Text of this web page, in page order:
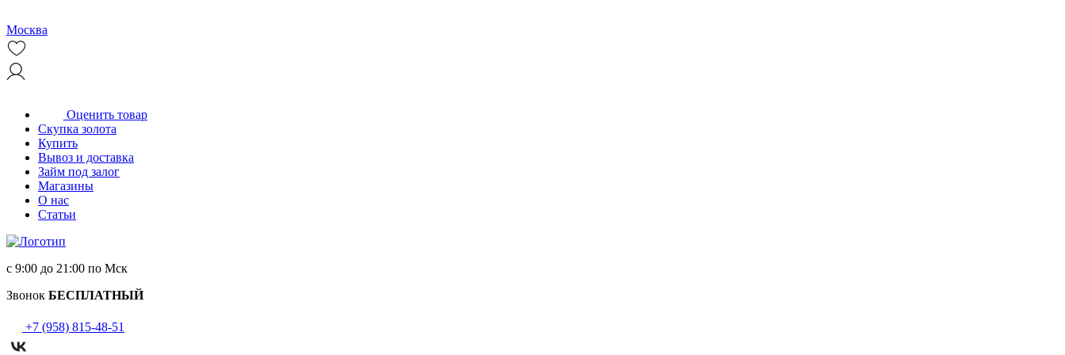
Москва
Оценить товар
Скупка золота
Купить
Вывоз и доставка
Займ под залог
Магазины
О нас
Статьи
с 9:00 до 21:00 по Мск
Звонок БЕСПЛАТНЫЙ
+7 (958) 815-48-51